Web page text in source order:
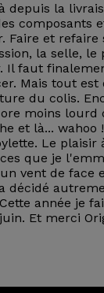
depuis la
composants
Faire et refaire
la selle, le
Il faut
Mais tout est
du colis.
moins lourd
et là... wahoo
Le plaisir
que je
vent de face
décidé
année je
Et merci